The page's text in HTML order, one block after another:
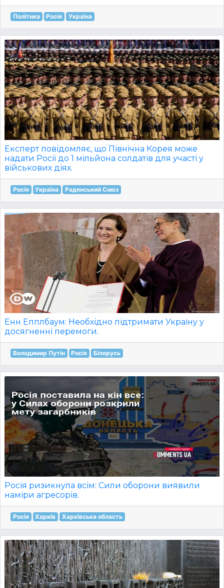
Політика Росія Україна
Експерт повідомляє, що Північна Корея може
надати Росії до 1 мільйона солдатів для участі у
військових діях.
Росія Україна Радянський Союз
Енн Епплбаум: Необхідно підтримати Україну у
досягненні перемоги.
Володимир Путін Росія Білорусь
Росія ризикнула всім: Сили оборони виявили
наміри агресорів.
Росія Харків Харківська область